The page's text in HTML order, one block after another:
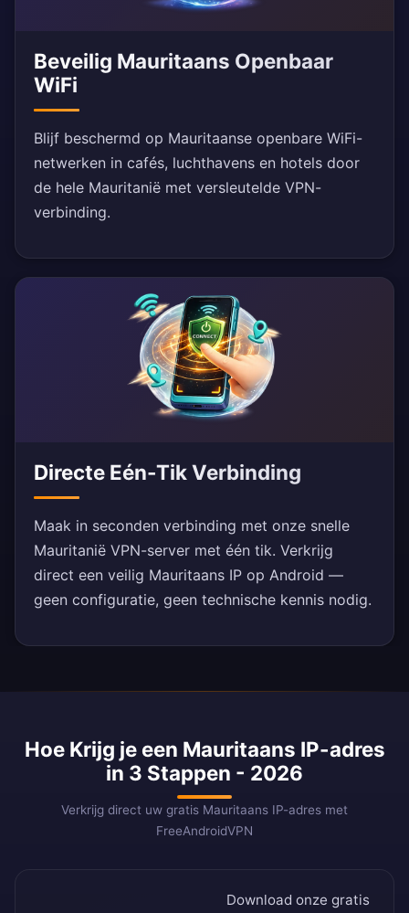
Beveilig Mauritaans Openbaar
WiFi
Blijf beschermd op Mauritaanse openbare WiFi-
netwerken in cafés, luchthavens en hotels door
de hele Mauritanië met versleutelde VPN-
verbinding.
Directe Eén-Tik Verbinding
Maak in seconden verbinding met onze snelle
Mauritanië VPN-server met één tik. Verkrijg
direct een veilig Mauritaans IP op Android —
geen configuratie, geen technische kennis nodig.
Hoe Krijg je een Mauritaans IP-adres
in 3 Stappen - 2026
Verkrijg direct uw gratis Mauritaans IP-adres met
FreeAndroidVPN
Download onze gratis